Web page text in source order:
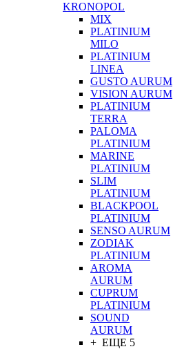
KRONOPOL
MIX
PLATINIUM
MILO
PLATINIUM
LINEA
GUSTO AURUM
VISION AURUM
PLATINIUM
TERRA
PALOMA
PLATINIUM
MARINE
PLATINIUM
SLIM
PLATINIUM
BLACKPOOL
PLATINIUM
SENSO AURUM
ZODIAK
PLATINIUM
AROMA
AURUM
CUPRUM
PLATINIUM
SOUND
AURUM
+ ЕЩЕ 5